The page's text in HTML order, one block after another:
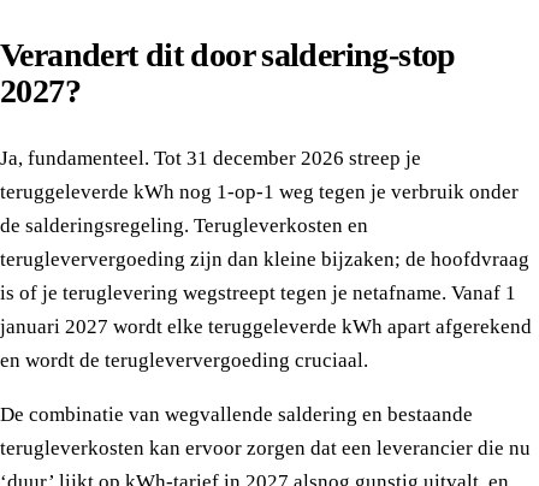
Verandert dit door saldering-stop
2027?
Ja, fundamenteel. Tot 31 december 2026 streep je
teruggeleverde kWh nog 1-op-1 weg tegen je verbruik onder
de salderingsregeling. Terugleverkosten en
terugleververgoeding zijn dan kleine bijzaken; de hoofdvraag
is of je teruglevering wegstreept tegen je netafname. Vanaf 1
januari 2027 wordt elke teruggeleverde kWh apart afgerekend
en wordt de terugleververgoeding cruciaal.
De combinatie van wegvallende saldering en bestaande
terugleverkosten kan ervoor zorgen dat een leverancier die nu